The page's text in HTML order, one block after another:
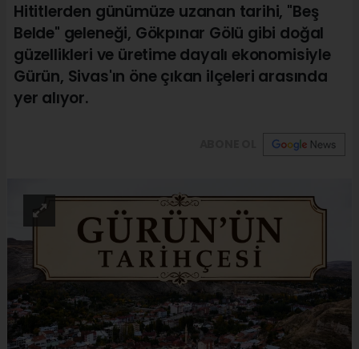
Hititlerden günümüze uzanan tarihi, "Beş
Belde" geleneği, Gökpınar Gölü gibi doğal
güzellikleri ve üretime dayalı ekonomisiyle
Gürün, Sivas'ın öne çıkan ilçeleri arasında
yer alıyor.